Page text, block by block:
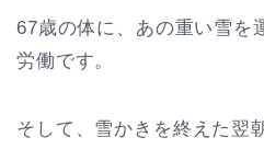
67歳の体に、あの重い雪を
労働です。
そして、雪かきを終えた翌